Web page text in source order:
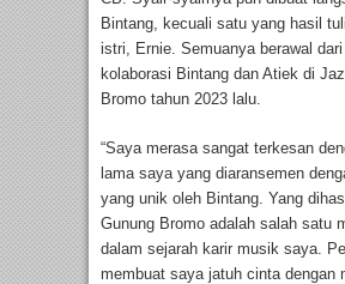
Bintang, kecuali satu yang hasil
istri, Ernie. Semuanya berawal
kolaborasi Bintang dan Atiek di
Bromo tahun 2023 lalu.
“Saya merasa sangat terkesan
lama saya yang diaransemen
yang unik oleh Bintang. Yang
Gunung Bromo adalah salah satu
dalam sejarah karir musik saya.
membuat saya jatuh cinta dengan